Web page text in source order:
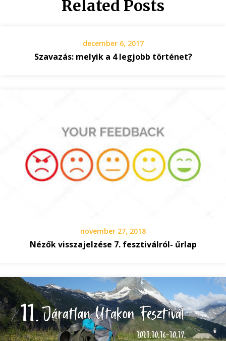
Related Posts
december 6, 2017
Szavazás: melyik a 4 legjobb történet?
november 27, 2018
Nézők visszajelzése 7. fesztiválról- űrlap